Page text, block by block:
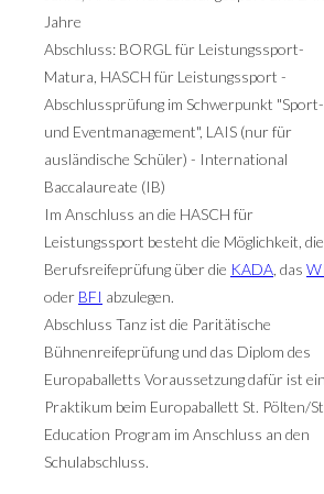
Jahre
Abschluss: BORGL für Leistungssport-
Matura, HASCH für Leistungssport -
Abschlussprüfung im Schwerpunkt "Sport-
und Eventmanagement", LAIS (nur für
ausländische Schüler) - International
Baccalaureate (IB)
Im Anschluss an die HASCH für
Leistungssport besteht die Möglichkeit, die
Berufsreifeprüfung über die KADA , das
oder BFI abzulegen.
Abschluss Tanz ist die Paritätische
Bühnenreifeprüfung und das Diplom des
Europaballetts Voraussetzung dafür ist ein
Praktikum beim Europaballett St. Pölten/
Education Program im Anschluss an den
Schulabschluss.